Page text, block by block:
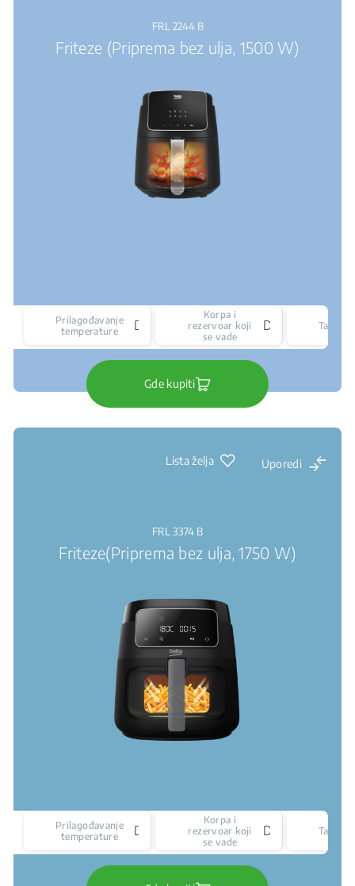
FRL 2244 B
Friteze (Priprema bez ulja, 1500 W)
Prilagođavanje
temperature
Korpa i
rezervoar koji
se vade
Tajmer
Gde kupiti
Lista želja Uporedi
FRL 3374 B
Friteze(Priprema bez ulja, 1750 W)
Prilagođavanje
temperature
Korpa i
rezervoar koji
se vade
Tajmer